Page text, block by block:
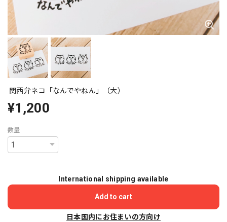
関西弁ネコ「なんでやねん」（大）
¥1,200
数量
International shipping available
Add to cart
日本国内にお住まいの方向け